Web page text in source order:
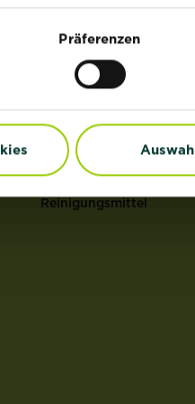
Präferenzen
Erden
Grundstoffe
Unkraut
Schädlinge
Reinigungsmittel